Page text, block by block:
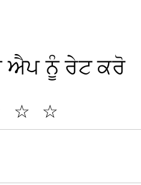
ਐਪ ਨੂੰ ਰੇਟ ਕਰੋ